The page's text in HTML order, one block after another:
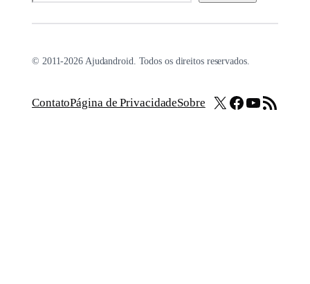
© 2011-2026 Ajudandroid. Todos os direitos reservados.
ContatoPágina de PrivacidadeSobre X Facebook
Youtube
Feed RSS